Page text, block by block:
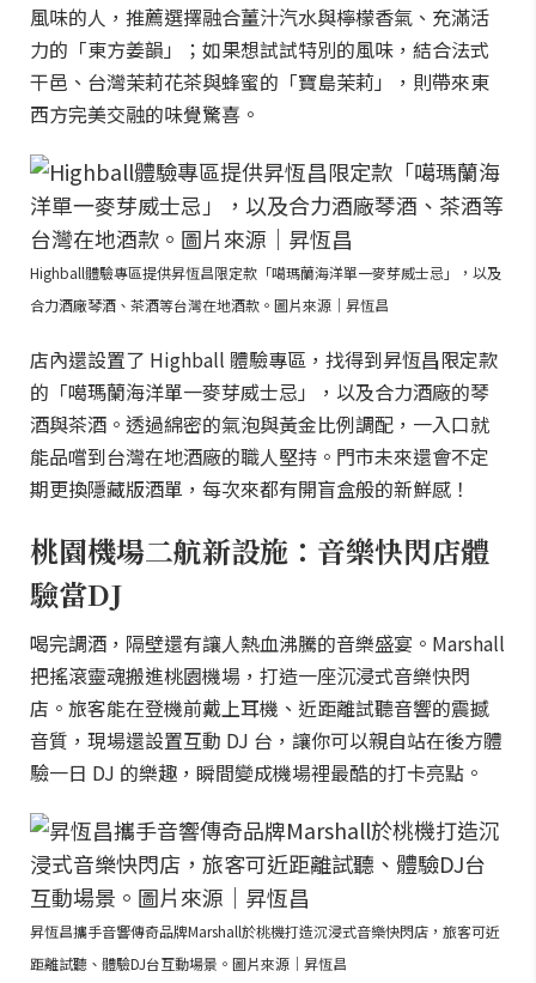
風味的人，推薦選擇融合薑汁汽水與檸檬香氣、充滿活
力的「東方姜韻」；如果想試試特別的風味，結合法式
干邑、台灣茉莉花茶與蜂蜜的「寶島茉莉」，則帶來東
西方完美交融的味覺驚喜。
Highball體驗專區提供昇恆昌限定款「噶瑪蘭海洋單一麥芽威士忌」，以及
合力酒廠琴酒、茶酒等台灣在地酒款。圖片來源｜昇恆昌
店內還設置了 Highball 體驗專區，找得到昇恆昌限定款
的「噶瑪蘭海洋單一麥芽威士忌」，以及合力酒廠的琴
酒與茶酒。透過綿密的氣泡與黃金比例調配，一入口就
能品嚐到台灣在地酒廠的職人堅持。門市未來還會不定
期更換隱藏版酒單，每次來都有開盲盒般的新鮮感！
桃園機場二航新設施：音樂快閃店體
驗當DJ
喝完調酒，隔壁還有讓人熱血沸騰的音樂盛宴。Marshall
把搖滾靈魂搬進桃園機場，打造一座沉浸式音樂快閃
店。旅客能在登機前戴上耳機、近距離試聽音響的震撼
音質，現場還設置互動 DJ 台，讓你可以親自站在後方體
驗一日 DJ 的樂趣，瞬間變成機場裡最酷的打卡亮點。
昇恆昌攜手音響傳奇品牌Marshall於桃機打造沉浸式音樂快閃店，旅客可近
距離試聽、體驗DJ台互動場景。圖片來源｜昇恆昌